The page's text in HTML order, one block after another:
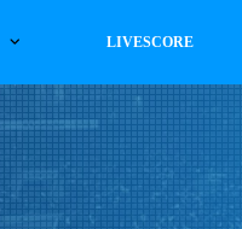
LIVESCORE